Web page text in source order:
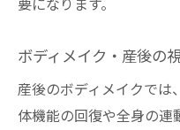
要になります。
ボディメイク・産後の
産後のボディメイクでは
体機能の回復や全身の連